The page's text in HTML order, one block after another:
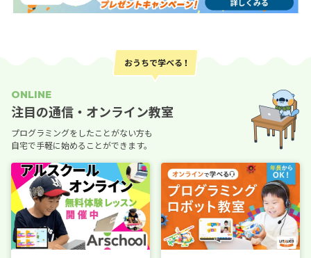
ONLINE
注目の通信・オンライン教室
プログラミングをしたことがない方も
自宅で手軽に始めることができます。